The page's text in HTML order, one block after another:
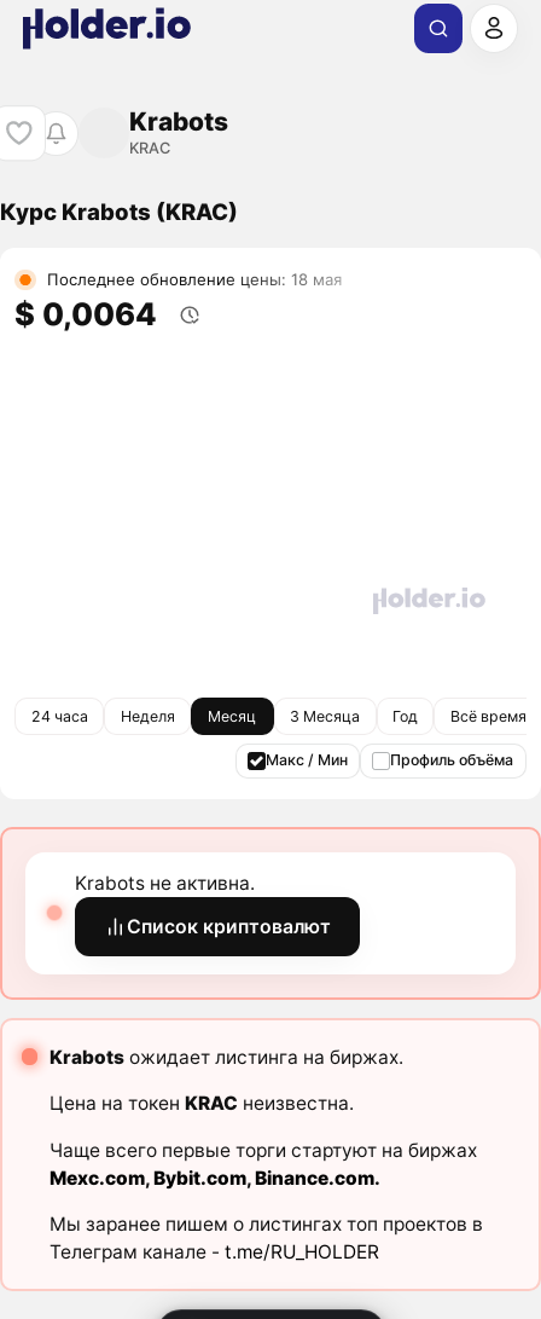
Krabots
KRAC
Курс Krabots (KRAC)
Последнее обновление цены: 18 мая
$ 0,0064
24 часа Неделя Месяц 3 Месяца Год Всё время
Макс / Мин Профиль объёма
Krabots не активна.
Список криптовалют
Krabotsожидает листинга на биржах.
Цена на токен KRAC неизвестна.
Чаще всего первые торги стартуют на биржах
Mexc.com,Bybit.com,Binance.com.
Мы заранее пишем о листингах топ проектов в
Телеграм канале - t.me/RU_HOLDER